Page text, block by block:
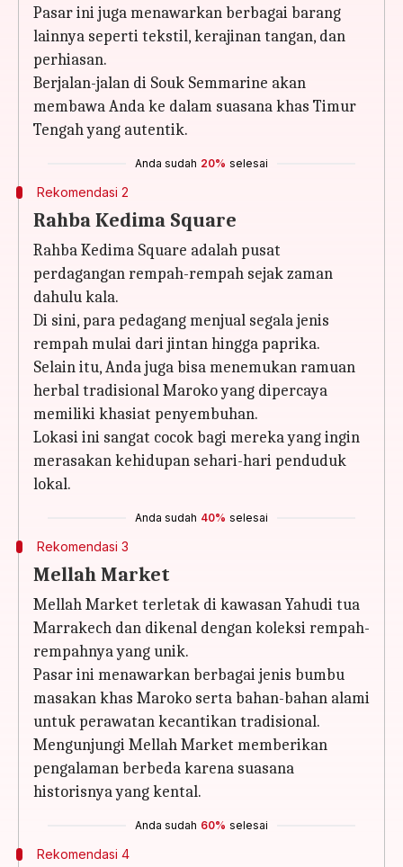
Pasar ini juga menawarkan berbagai barang
lainnya seperti tekstil, kerajinan tangan, dan
perhiasan.
Berjalan-jalan di Souk Semmarine akan
membawa Anda ke dalam suasana khas Timur
Tengah yang autentik.
Anda sudah 20% selesai
Rekomendasi 2
Rahba Kedima Square
Rahba Kedima Square adalah pusat
perdagangan rempah-rempah sejak zaman
dahulu kala.
Di sini, para pedagang menjual segala jenis
rempah mulai dari jintan hingga paprika.
Selain itu, Anda juga bisa menemukan ramuan
herbal tradisional Maroko yang dipercaya
memiliki khasiat penyembuhan.
Lokasi ini sangat cocok bagi mereka yang ingin
merasakan kehidupan sehari-hari penduduk
lokal.
Anda sudah 40% selesai
Rekomendasi 3
Mellah Market
Mellah Market terletak di kawasan Yahudi tua
Marrakech dan dikenal dengan koleksi rempah-
rempahnya yang unik.
Pasar ini menawarkan berbagai jenis bumbu
masakan khas Maroko serta bahan-bahan alami
untuk perawatan kecantikan tradisional.
Mengunjungi Mellah Market memberikan
pengalaman berbeda karena suasana
historisnya yang kental.
Anda sudah 60% selesai
Rekomendasi 4